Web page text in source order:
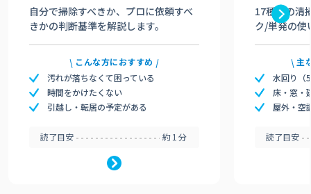
自分で掃除すべきか、プロに依頼すべ
きかの判断基準を解説します。
こんな方におすすめ
汚れが落ちなくて困っている
時間をかけたくない
引越し・転居の予定がある
読了目安 約1分
17種類の清
ク/単発の使
主
水回り（
床・窓・
屋外・空
読了目安